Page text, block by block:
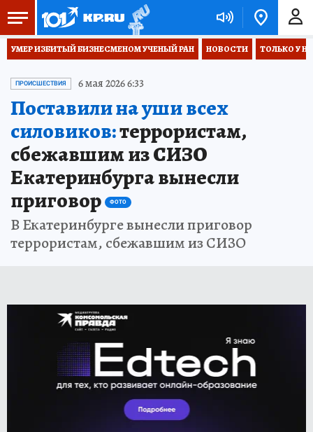
УМЕР ИЗБИТЫЙ БИЗНЕСМЕНОМ УЧЕНЫЙ РАН НОВОСТИ ТОЛЬКО У
ПРОИСШЕСТВИЯ 6 мая 2026 6:33
Поставили на уши всех
силовиков:террористам,
сбежавшим из СИЗО
Екатеринбурга вынесли
приговор
ФОТО
В Екатеринбурге вынесли приговор
террористам, сбежавшим из СИЗО